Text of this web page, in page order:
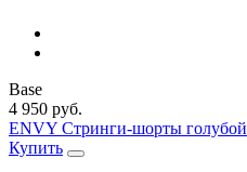
Base
4 950 руб.
ENVY Стринги-шорты голубой
Купить